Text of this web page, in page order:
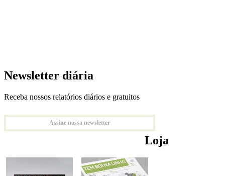
Newsletter diária
Receba nossos relatórios diários e gratuitos
Assine nossa newsletter
Loja